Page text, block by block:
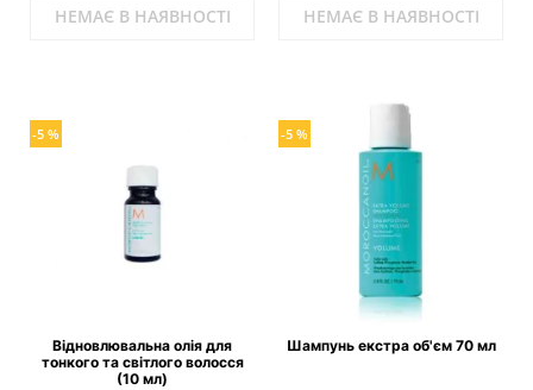
НЕМАЄ В НАЯВНОСТІ НЕМАЄ В НАЯВНОСТІ
-5 %
Відновлювальна олія для
тонкого та світлого волосся
(10 мл)
-5 %
Шампунь екстра об'єм 70 мл